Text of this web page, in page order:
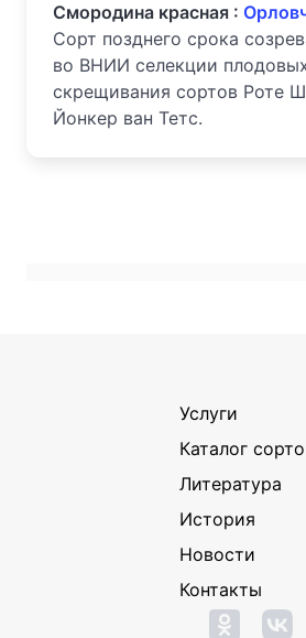
Смородина красная :
Сорт позднего срока
во ВНИИ селекции
скрещивания сортов Роте
Йонкер ван Тетс.
Услуги
Каталог
Литература
История
Новости
Контакты